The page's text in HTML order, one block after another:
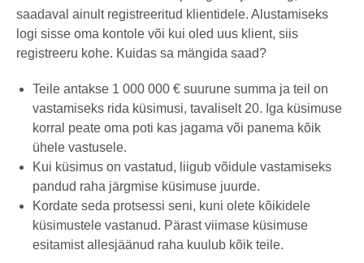
saadaval ainult registreeritud klientidele. Alustamiseks
logi sisse oma kontole või kui oled uus klient, siis
registreeru kohe. Kuidas sa mängida saad?
Teile antakse 1 000 000 € suurune summa ja teil on
vastamiseks rida küsimusi, tavaliselt 20. Iga küsimuse
korral peate oma poti kas jagama või panema kõik
ühele vastusele.
Kui küsimus on vastatud, liigub võidule vastamiseks
pandud raha järgmise küsimuse juurde.
Kordate seda protsessi seni, kuni olete kõikidele
küsimustele vastanud. Pärast viimase küsimuse
esitamist allesjäänud raha kuulub kõik teile.